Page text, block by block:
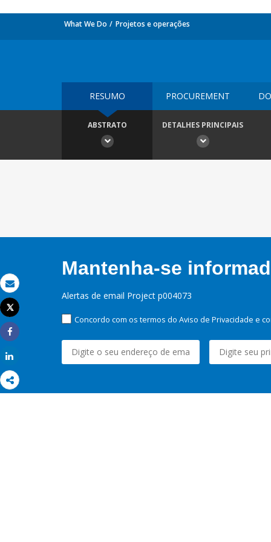
Email
Imprimir
Tweet
Share
What We Do Projetos e operações
RESUMO PROCUREMENT
ABSTRATO DETALHES PRINCIPAIS
Mantenha-se
Alertas de email Project p004073
Concordo com os termos do Aviso de Privacidade e